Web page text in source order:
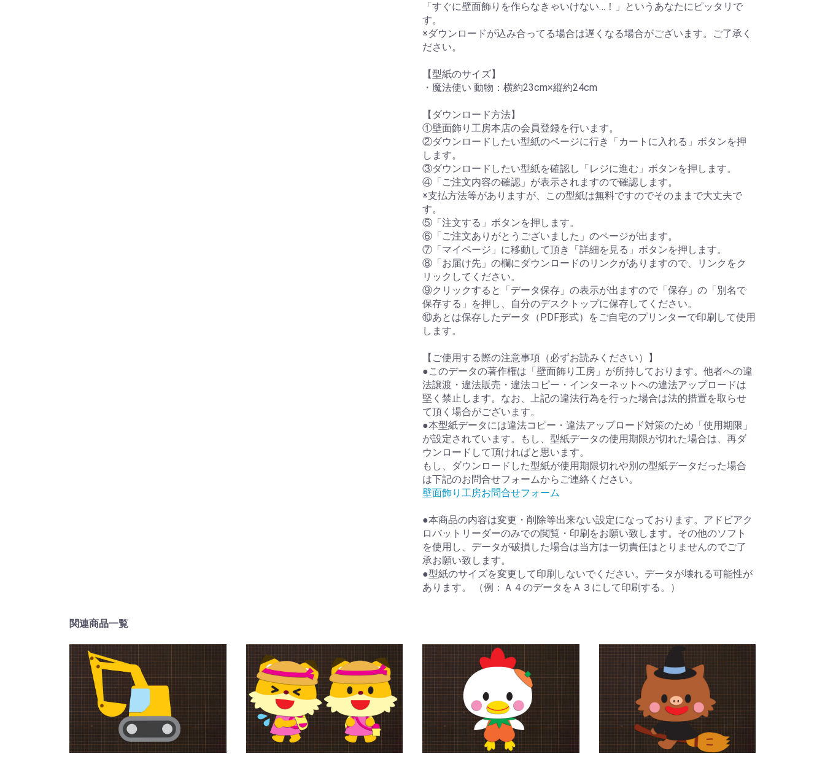
「すぐに壁面飾りを作らなきゃいけない…！」というあなたにピッタリで
す。
※ダウンロードが込み合ってる場合は遅くなる場合がございます。ご了承く
ださい。
【型紙のサイズ】
・魔法使い 動物：横約23cm×縦約24cm
【ダウンロード方法】
①壁面飾り工房本店の会員登録を行います。
②ダウンロードしたい型紙のページに行き「カートに入れる」ボタンを押
します。
③ダウンロードしたい型紙を確認し「レジに進む」ボタンを押します。
④「ご注文内容の確認」が表示されますので確認します。
※支払方法等がありますが、この型紙は無料ですのでそのままで大丈夫で
す。
⑤「注文する」ボタンを押します。
⑥「ご注文ありがとうございました」のページが出ます。
⑦「マイページ」に移動して頂き「詳細を見る」ボタンを押します。
⑧「お届け先」の欄にダウンロードのリンクがありますので、リンクをク
リックしてください。
⑨クリックすると「データ保存」の表示が出ますので「保存」の「別名で
保存する」を押し、自分のデスクトップに保存してください。
⑩あとは保存したデータ（PDF形式）をご自宅のプリンターで印刷して使用
します。
【ご使用する際の注意事項（必ずお読みください）】
●このデータの著作権は「壁面飾り工房」が所持しております。他者への違
法譲渡・違法販売・違法コピー・インターネットへの違法アップロードは
堅く禁止します。なお、上記の違法行為を行った場合は法的措置を取らせ
て頂く場合がございます。
●本型紙データには違法コピー・違法アップロード対策のため「使用期限」
が設定されています。もし、型紙データの使用期限が切れた場合は、再ダ
ウンロードして頂ければと思います。
もし、ダウンロードした型紙が使用期限切れや別の型紙データだった場合
は下記のお問合せフォームからご連絡ください。
壁面飾り工房お問合せフォーム
●本商品の内容は変更・削除等出来ない設定になっております。アドビアク
ロバットリーダーのみでの閲覧・印刷をお願い致します。その他のソフト
を使用し、データが破損した場合は当方は一切責任はとりませんのでご了
承お願い致します。
●型紙のサイズを変更して印刷しないでください。データが壊れる可能性が
あります。 （例：Ａ４のデータをＡ３にして印刷する。）
関連商品一覧